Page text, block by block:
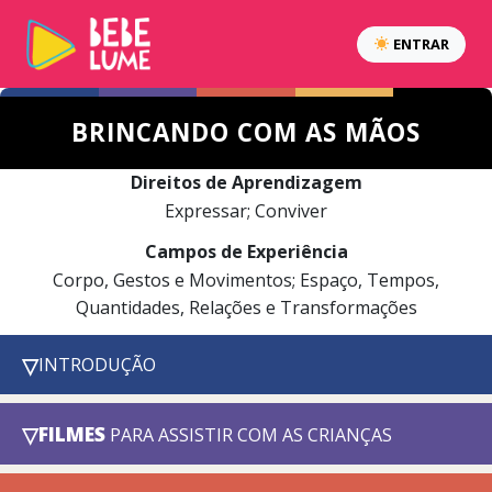
ENTRAR
BRINCANDO COM AS MÃOS
Direitos de Aprendizagem
Expressar; Conviver
Campos de Experiência
Corpo, Gestos e Movimentos; Espaço, Tempos,
Quantidades, Relações e Transformações
▽INTRODUÇÃO
▽FILMES PARA ASSISTIR COM AS CRIANÇAS